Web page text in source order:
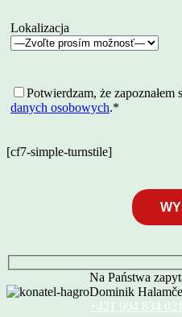
Lokalizacja
Potwierdzam, że zapoznałem
danych osobowych.*
[cf7-simple-turnstile]
Na Państwa
Dominik
+421 904 834 021